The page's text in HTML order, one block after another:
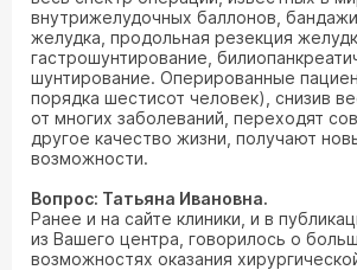
внутрижелудочных баллонов,
желудка, продольная резекция
гастрошунтирование,
шунтирование. Оперированные
порядка шестисот человек), снизив
от многих заболеваний, переходят
другое качество жизни, получают
возможности.
Вопрос: Татьяна Ивановна.
Ранее и на сайте клиники, и в
из Вашего центра, говорилось о
возможностях оказания